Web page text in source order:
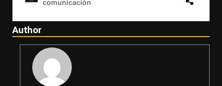
Author